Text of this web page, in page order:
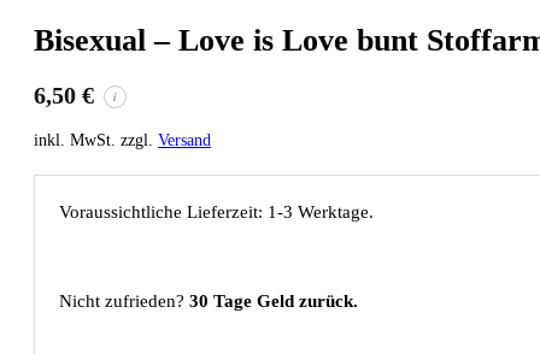
Bisexual – Love is Love bunt
6,50 € i
inkl. MwSt. zzgl. Versand
Voraussichtliche Lieferzeit: 1-3 Werktage.
Nicht zufrieden? 30 Tage Geld zurück.